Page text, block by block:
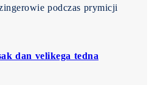
dan velikega tedna